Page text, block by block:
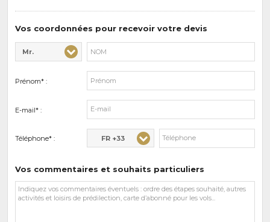
de
Vos coordonnées pour recevoir votre devis
Civilité* :
Mr.
Nom* :
Prénom* :
E-mail* :
Téléphone* : FR +33
Vos commentaires et souhaits particuliers
Vos
commentaires